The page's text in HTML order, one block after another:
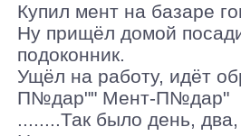
Купил мент на базаре
Ну прищёл домой
подоконник.
Ущёл на работу, идёт
П№дар"" Мент-П№дар"
........Так было день,